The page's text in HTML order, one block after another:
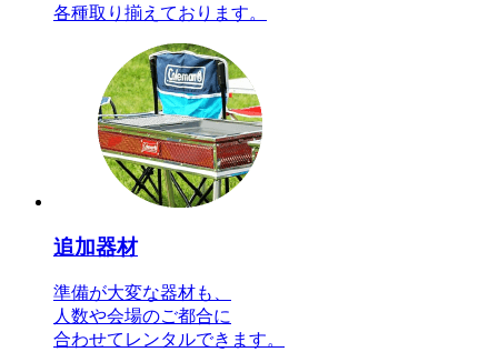
各種取り揃えております。
追加器材
準備が大変な器材も、
人数や会場のご都合に
合わせてレンタルできます。